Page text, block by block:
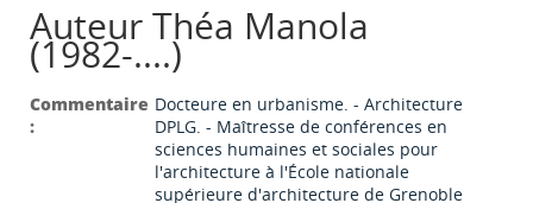
Auteur Théa Manola
(1982-....)
Commentaire
:
Docteure en urbanisme. - Architecture
DPLG. - Maîtresse de conférences en
sciences humaines et sociales pour
l'architecture à l'École nationale
supérieure d'architecture de Grenoble